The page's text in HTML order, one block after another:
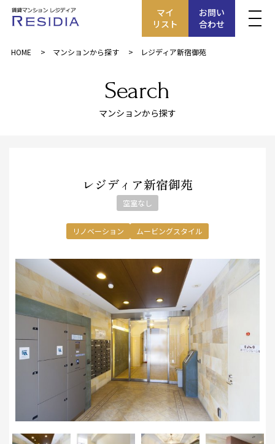
マイ
リスト
お問い
合わせ
HOME マンションから探す レジディア新宿御苑
Search
マンションから探す
レジディア新宿御苑
空室なし
リノベーション ムービングスタイル